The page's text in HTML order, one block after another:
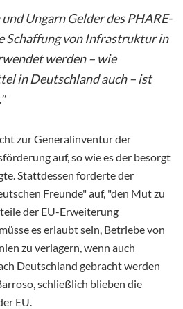
Ungarn Gelder des PHARE-
Schaffung von Infrastruktur in
werden – wie
in Deutschland auch – ist
zur Generalinventur der
auf, so wie es der besorgt
Stattdessen forderte der
Freunde" auf, "den Mut zu
der EU-Erweiterung
es erlaubt sein, Betriebe von
zu verlagern, wenn auch
Deutschland gebracht werden
schließlich blieben die
EU.